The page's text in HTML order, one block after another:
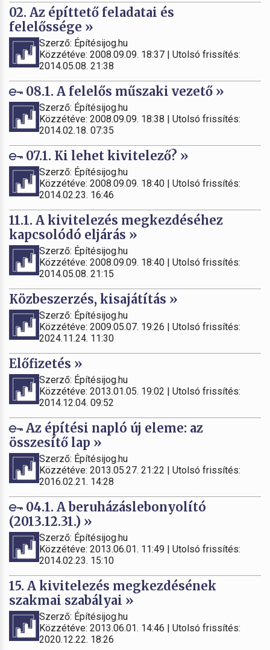
02. Az építtető feladatai és
felelőssége »
Szerző: Építésijog.hu
Közzétéve: 2008.09.09. 18:37 | Utolsó frissítés:
2014.05.08. 21:38
08.1. A felelős műszaki vezető »
Szerző: Építésijog.hu
Közzétéve: 2008.09.09. 18:38 | Utolsó frissítés:
2014.02.18. 07:35
07.1. Ki lehet kivitelező? »
Szerző: Építésijog.hu
Közzétéve: 2008.09.09. 18:40 | Utolsó frissítés:
2014.02.23. 16:46
11.1. A kivitelezés megkezdéséhez
kapcsolódó eljárás »
Szerző: Építésijog.hu
Közzétéve: 2008.09.09. 18:40 | Utolsó frissítés:
2014.05.08. 21:15
Közbeszerzés, kisajátítás »
Szerző: Építésijog.hu
Közzétéve: 2009.05.07. 19:26 | Utolsó frissítés:
2024.11.24. 11:30
Előfizetés »
Szerző: Építésijog.hu
Közzétéve: 2013.01.05. 19:02 | Utolsó frissítés:
2014.12.04. 09:52
Az építési napló új eleme: az
összesítő lap »
Szerző: Építésijog.hu
Közzétéve: 2013.05.27. 21:22 | Utolsó frissítés:
2016.02.21. 14:28
04.1. A beruházáslebonyolító
(2013.12.31.) »
Szerző: Építésijog.hu
Közzétéve: 2013.06.01. 11:49 | Utolsó frissítés:
2014.02.23. 15:10
15. A kivitelezés megkezdésének
szakmai szabályai »
Szerző: Építésijog.hu
Közzétéve: 2013.06.01. 14:46 | Utolsó frissítés:
2020.12.22. 18:26